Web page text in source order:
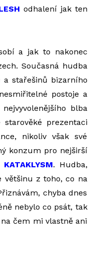
odhalení jak ten
a jak to nakonec
Současná hudba
stařešinů bizarního
postoje a
blba
prezentaci
nikoliv však své
konzum pro nejširší
KATAKLYSM. Hudba,
většinu z toho, co na
chyba dnes
nebylo co psát, tak
čem mi vlastně ani